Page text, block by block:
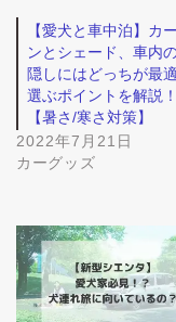
【愛犬と車中泊】カ
ンとシェード、車内
隠しにはどっちが最
選ぶポイントを解説！
【暑さ/寒さ対策】
2022年7月21日
カーグッズ